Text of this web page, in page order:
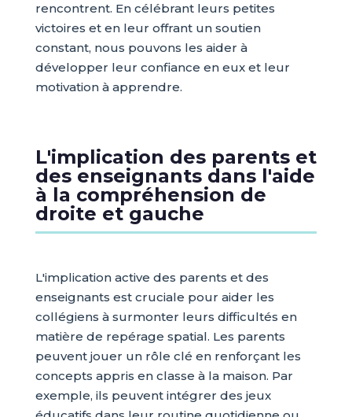
rencontrent. En célébrant leurs petites
victoires et en leur offrant un soutien
constant, nous pouvons les aider à
développer leur confiance en eux et leur
motivation à apprendre.
L'implication des parents et
des enseignants dans l'aide
à la compréhension de
droite et gauche
L'implication active des parents et des
enseignants est cruciale pour aider les
collégiens à surmonter leurs difficultés en
matière de repérage spatial. Les parents
peuvent jouer un rôle clé en renforçant les
concepts appris en classe à la maison. Par
exemple, ils peuvent intégrer des jeux